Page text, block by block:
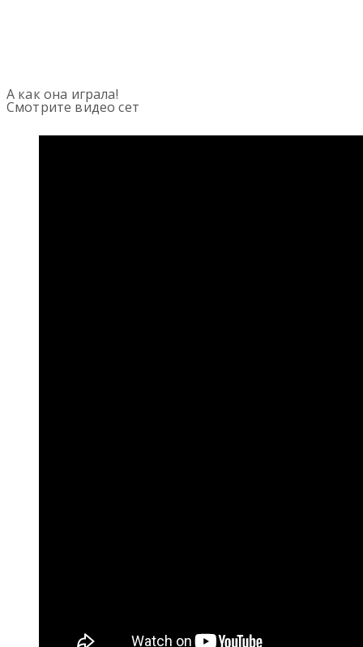
А как она играла!
Смотрите видео сет